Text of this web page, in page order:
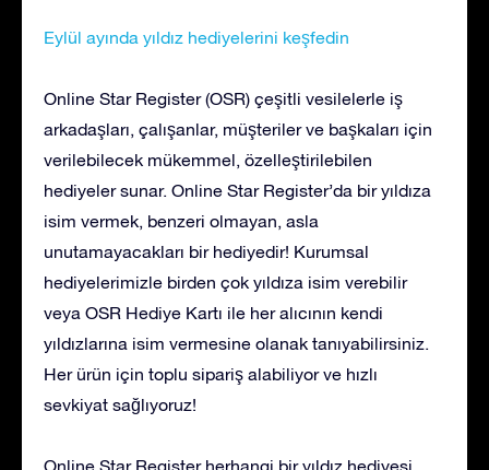
Eylül ayında yıldız hediyelerini keşfedin
Online Star Register (OSR) çeşitli vesilelerle iş
arkadaşları, çalışanlar, müşteriler ve başkaları için
verilebilecek mükemmel, özelleştirilebilen
hediyeler sunar. Online Star Register’da bir yıldıza
isim vermek, benzeri olmayan, asla
unutamayacakları bir hediyedir! Kurumsal
hediyelerimizle birden çok yıldıza isim verebilir
veya OSR Hediye Kartı ile her alıcının kendi
yıldızlarına isim vermesine olanak tanıyabilirsiniz.
Her ürün için toplu sipariş alabiliyor ve hızlı
sevkiyat sağlıyoruz!
Online Star Register herhangi bir yıldız hediyesi